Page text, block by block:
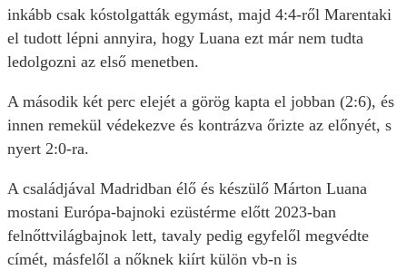
inkább csak kóstolgatták egymást, majd 4:4-ről Marentaki
el tudott lépni annyira, hogy Luana ezt már nem tudta
ledolgozni az első menetben.
A második két perc elejét a görög kapta el jobban (2:6), és
innen remekül védekezve és kontrázva őrizte az előnyét, s
nyert 2:0-ra.
A családjával Madridban élő és készülő Márton Luana
mostani Európa-bajnoki ezüstérme előtt 2023-ban
felnőttvilágbajnok lett, tavaly pedig egyfelől megvédte
címét, másfelől a nőknek kiírt külön vb-n is